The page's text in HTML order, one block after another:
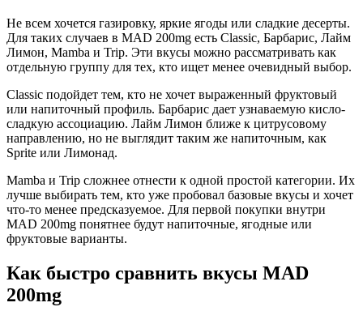
Не всем хочется газировку, яркие ягоды или сладкие десерты.
Для таких случаев в MAD 200mg есть Classic, Барбарис, Лайм
Лимон, Mamba и Trip. Эти вкусы можно рассматривать как
отдельную группу для тех, кто ищет менее очевидный выбор.
Classic подойдет тем, кто не хочет выраженный фруктовый
или напиточный профиль. Барбарис дает узнаваемую кисло-
сладкую ассоциацию. Лайм Лимон ближе к цитрусовому
направлению, но не выглядит таким же напиточным, как
Sprite или Лимонад.
Mamba и Trip сложнее отнести к одной простой категории. Их
лучше выбирать тем, кто уже пробовал базовые вкусы и хочет
что-то менее предсказуемое. Для первой покупки внутри
MAD 200mg понятнее будут напиточные, ягодные или
фруктовые варианты.
Как быстро сравнить вкусы MAD
200mg